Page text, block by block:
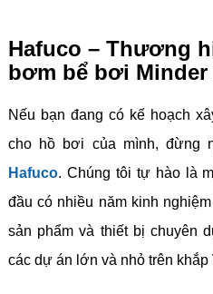
Hafuco – Thương
bơm bể bơi Minder
Nếu bạn đang có kế hoạch
cho hồ bơi của mình, đừng
Hafuco. Chúng tôi tự hào là
đầu có nhiều năm kinh
sản phẩm và thiết bị chuyên
các dự án lớn và nhỏ trên khắp